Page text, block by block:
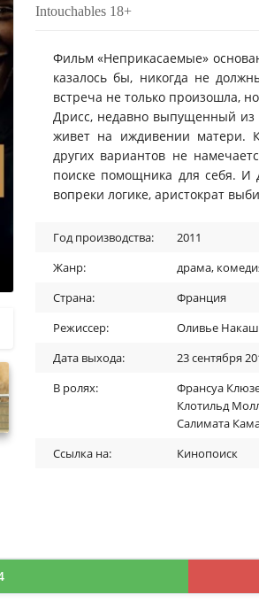
Intouchables 18+
Фильм «Неприкасаемые»
казалось бы, никогда не
встреча не только произошла,
Дрисс, недавно выпущенный
живет на иждивении матери.
других вариантов не
поиске помощника для себя. И
вопреки логике, аристократ
Год производства:
2011
Жанр:
драма,
Страна:
Франция
Режиссер:
Оливье Накаш
Дата выхода:
23 сентября
В ролях:
Франсуа
Клотильд
Салимата
Ссылка на:
Кинопоиск